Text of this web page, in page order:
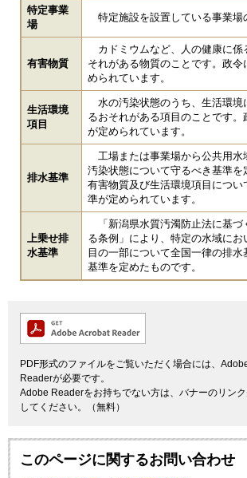
特定事業
場
特定施設を設置している事業場
有害物質
カドミウムなど、人の健康に係
それがある物質のことです。政令
められています。
生活環境
項目
水の汚染状態のうち、生活環境
るおそれがある項目のことです。
が定められています。
排水基準
工場または事業場から公共用水
汚染状態について守るべき基準を
有害物質及び生活環境項目につい
準が定められています。
上乗せ排
水基準
「新潟県水質汚濁防止法に基づ
る条例」により、特定の水域にお
目の一部について全国一律の排水
基準を定めたものです。
PDF形式のファイルをご覧いただく場合には、
Readerが必要です。
Adobe Readerをお持ちでない方は、バナーのリン
してください。（無料）
このページに関するお問い合わせ